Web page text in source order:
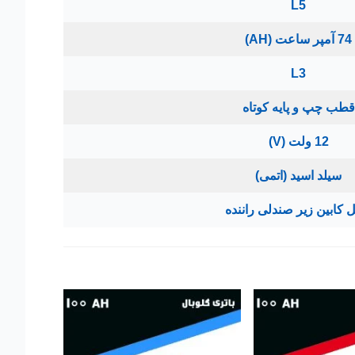
L5
74 آمپر ساعت (AH)
L3
قطب چپ و پایه کوتاه
12 ولت (V)
سیلد اسید (اتمی)
کابین زیر صندلی راننده